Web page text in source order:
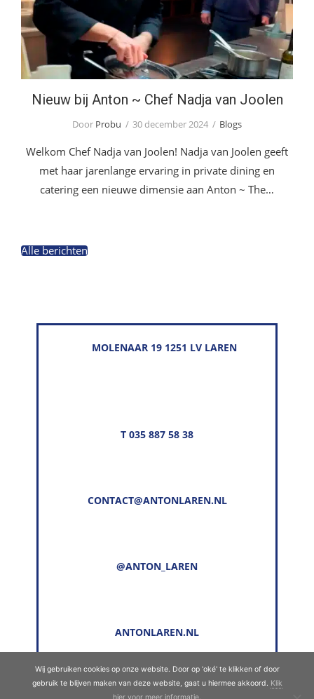
Nieuw bij Anton ~ Chef Nadja van Joolen
Door Probu 30 december 2024 Blogs
Welkom Chef Nadja van Joolen! Nadja van Joolen geeft
met haar jarenlange ervaring in private dining en
catering een nieuwe dimensie aan Anton ~ The…
Alle berichten
MOLENAAR 19 1251 LV LAREN
T 035 887 58 38
CONTACT@ANTONLAREN.NL
@ANTON_LAREN
ANTONLAREN.NL
© Copyright 2022 - 2026Anton Laren· Alle
Wij gebruiken cookies op onze website. Door op 'oké' te klikken of door
gebruik te blijven maken van deze website, gaat u hiermee akkoord. Klik